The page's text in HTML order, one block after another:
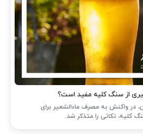
از سنگ کلیه مفید است؟
در واکنش به مصرف ماءالشعیر برای
کلیه، نکاتی را متذکر شد.